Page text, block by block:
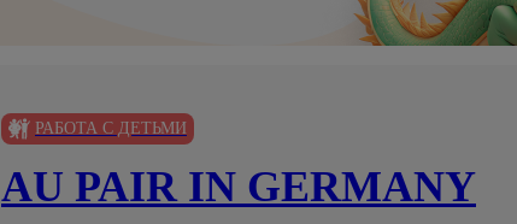
РАБОТА С ДЕТЬМИ
AU PAIR IN GERMANY